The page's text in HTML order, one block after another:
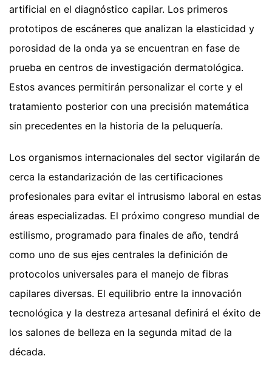
artificial en el diagnóstico capilar. Los primeros
prototipos de escáneres que analizan la elasticidad y
porosidad de la onda ya se encuentran en fase de
prueba en centros de investigación dermatológica.
Estos avances permitirán personalizar el corte y el
tratamiento posterior con una precisión matemática
sin precedentes en la historia de la peluquería.
Los organismos internacionales del sector vigilarán de
cerca la estandarización de las certificaciones
profesionales para evitar el intrusismo laboral en estas
áreas especializadas. El próximo congreso mundial de
estilismo, programado para finales de año, tendrá
como uno de sus ejes centrales la definición de
protocolos universales para el manejo de fibras
capilares diversas. El equilibrio entre la innovación
tecnológica y la destreza artesanal definirá el éxito de
los salones de belleza en la segunda mitad de la
década.